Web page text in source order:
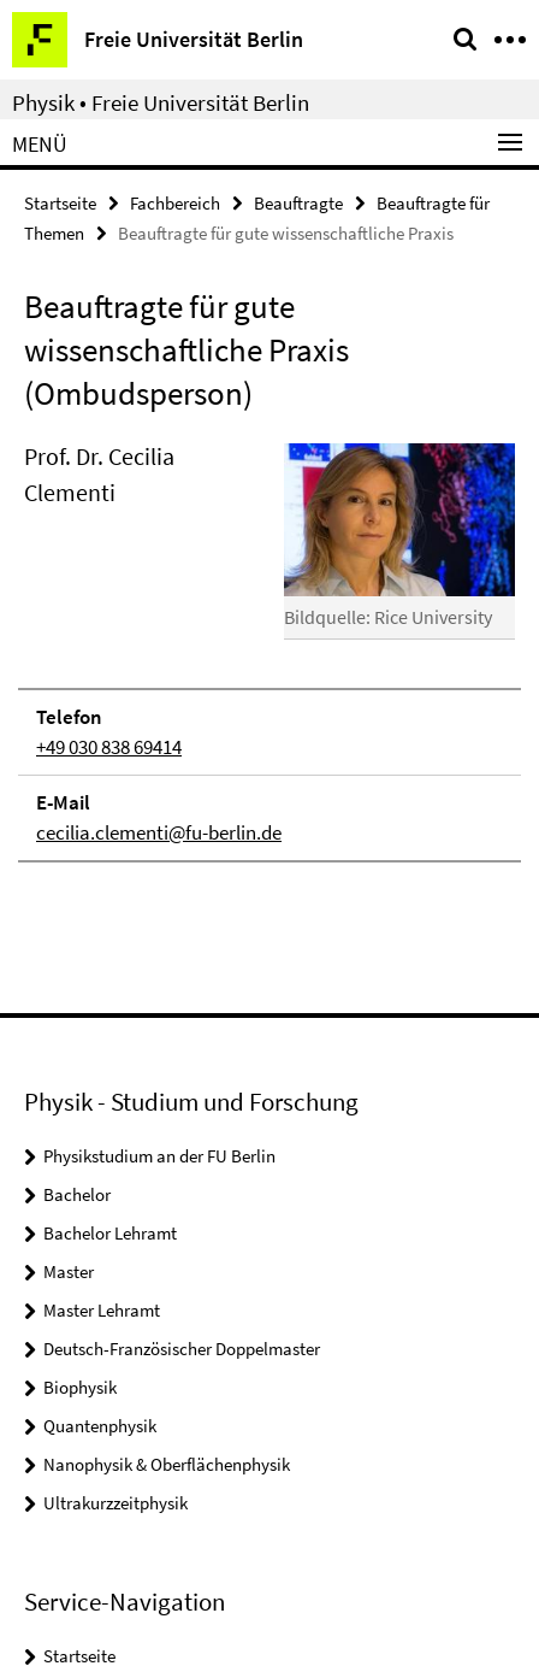
Springe
direkt
zu
Inhalt
Freie Universität Berlin
Service-
Navigation
Physik • Freie Universität Berlin
MENÜ
Startseite Fachbereich Beauftragte
Beauftragte für
Themen
Beauftragte für gute wissenschaftliche Praxis
Beauftragte für gute
wissenschaftliche Praxis
(Ombudsperson)
Bildquelle: Rice University
Prof. Dr. Cecilia
Clementi
Telefon
+49 030 838 69414
E-Mail
cecilia.clementi@fu-berlin.de
Physik - Studium und Forschung
Physikstudium an der FU Berlin
Bachelor
Bachelor Lehramt
Master
Master Lehramt
Deutsch-Französischer Doppelmaster
Biophysik
Quantenphysik
Nanophysik & Oberflächenphysik
Ultrakurzzeitphysik
Service-Navigation
Startseite